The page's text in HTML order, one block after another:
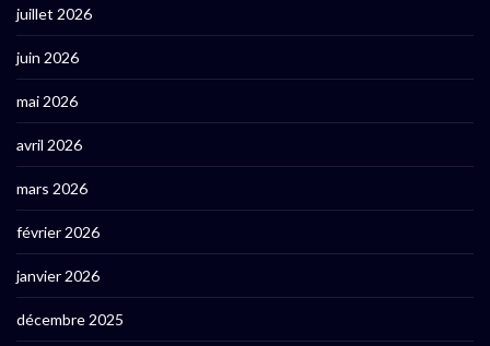
juillet 2026
juin 2026
mai 2026
avril 2026
mars 2026
février 2026
janvier 2026
décembre 2025